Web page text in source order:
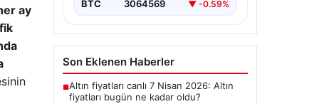
ay
BTC 3064569 ▼ -0.59%
Son Eklenen Haberler
■Altın fiyatları canlı 7 Nisan 2026: Altın
fiyatları bugün ne kadar oldu?